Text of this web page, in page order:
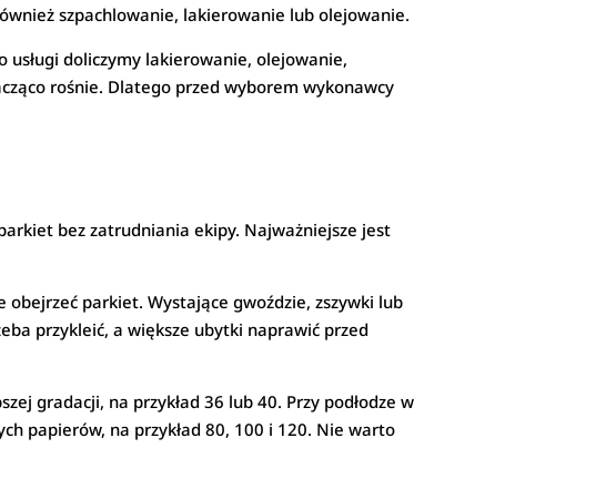
szpachlowanie, lakierowanie lub olejowanie.
usługi doliczymy lakierowanie, olejowanie,
rośnie. Dlatego przed wyborem wykonawcy
bez zatrudniania ekipy. Najważniejsze jest
obejrzeć parkiet. Wystające gwoździe, zszywki lub
przykleić, a większe ubytki naprawić przed
gradacji, na przykład 36 lub 40. Przy podłodze w
papierów, na przykład 80, 100 i 120. Nie warto